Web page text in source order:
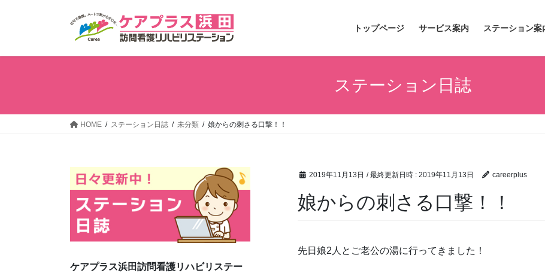
トップページ サービス案内 ステーション案
ステーション日誌
HOME ステーション日誌 未分類 娘からの刺さる口撃！！
2019年11月13日 / 最終更新日時 : 2019年11月13日 careerplus
娘からの刺さる口撃！！
先日娘2人とご老公の湯に行ってきました！
ケアプラス浜田訪問看護リハビリステー